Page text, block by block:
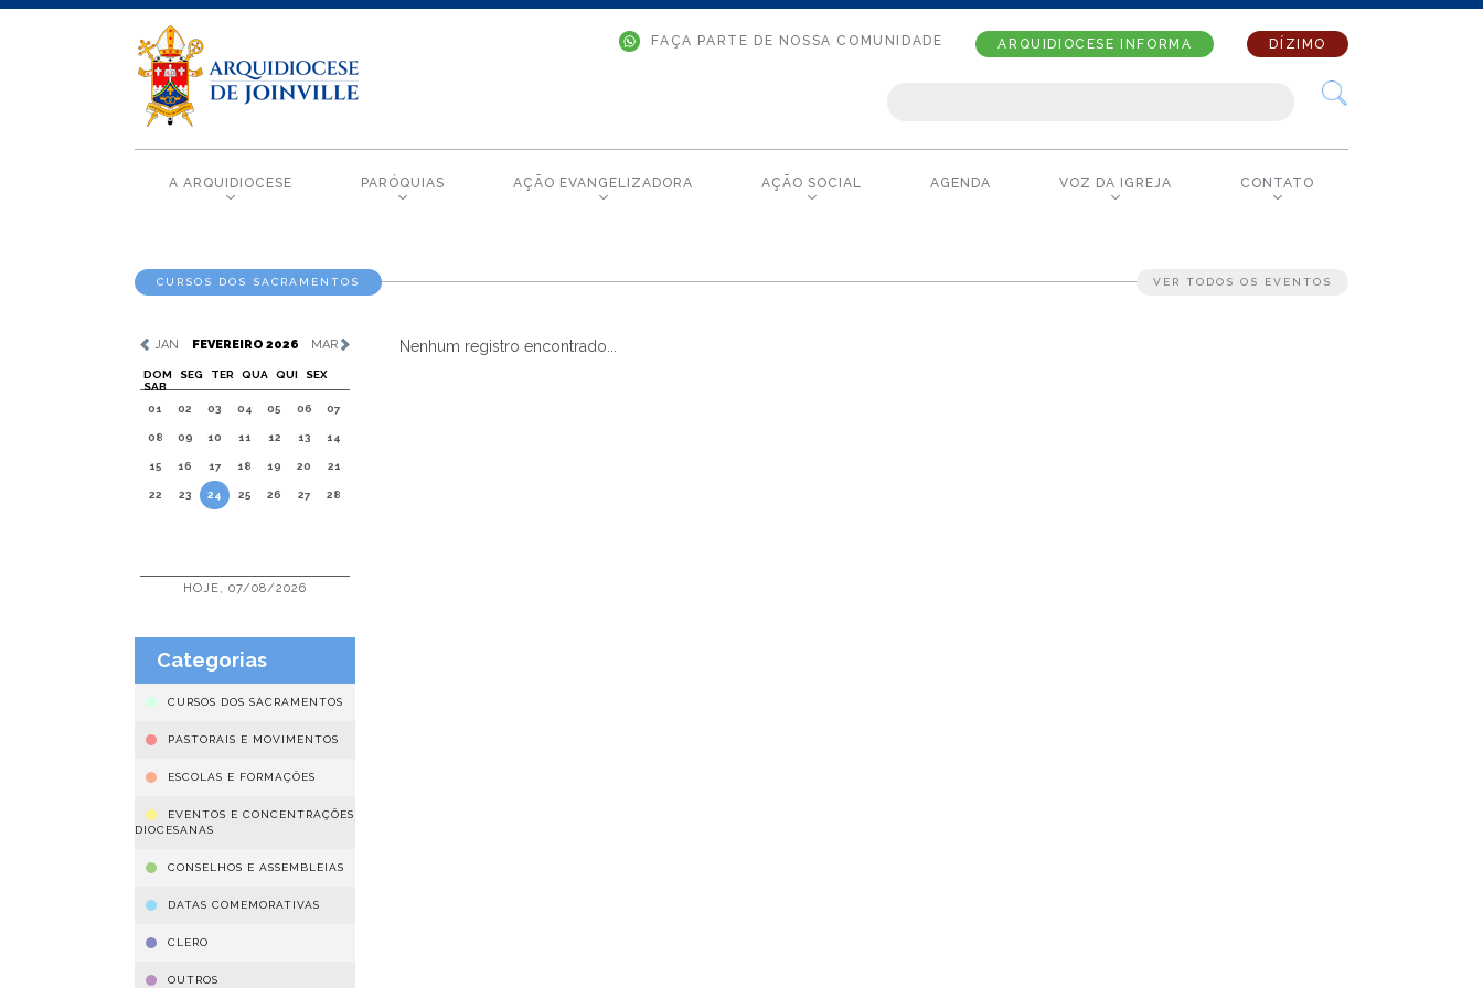
DÍZIMO
ARQUIDIOCESE INFORMA
FAÇA PARTE DE NOSSA COMUNIDADE
A ARQUIDIOCESE PARÓQUIAS AÇÃO EVANGELIZADORA AÇÃO SOCIAL AGENDA VOZ DA IGREJA CONTATO
CURSOS DOS SACRAMENTOS VER TODOS OS EVENTOS
JAN FEVEREIRO 2026 MAR
DOM SEG TER QUA QUI
SEX
SAB
01
02 03 04 05 06 07
08 09 10 11 12 13 14
15 16 17 18 19 20 21
22 23 24 25 26 27 28
HOJE, 07/08/2026
Categorias
CURSOS DOS SACRAMENTOS
PASTORAIS E MOVIMENTOS
ESCOLAS E FORMAÇÕES
EVENTOS E CONCENTRAÇÕES
DIOCESANAS
CONSELHOS E ASSEMBLEIAS
DATAS COMEMORATIVAS
CLERO
OUTROS
Nenhum registro encontrado...